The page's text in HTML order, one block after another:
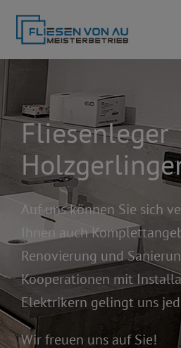
content
Vorteile
Leistungen
Referenzen
Badplaner
Kontakt
Tel: 07157-63129
Angebot anfordern
Fliesenleger
Auf uns können Sie sich
Ihnen auch
Renovierung und
Kooperationen mit
Elektrikern gelingt uns
Wir freuen uns auf Sie!